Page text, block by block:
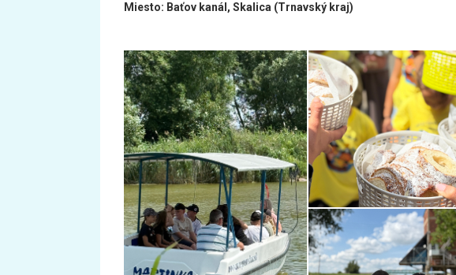
Miesto: Baťov kanál, Skalica (Trnavský kraj)